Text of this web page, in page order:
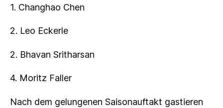
1. Changhao Chen
2. Leo Eckerle
2. Bhavan Sritharsan
4. Moritz Faller
Nach dem gelungenen Saisonauftakt gastieren